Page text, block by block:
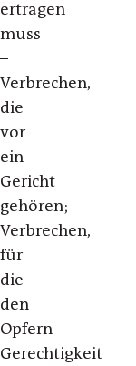
ertragen
muss
–
Verbrechen,
die
vor
ein
Gericht
gehören;
Verbrechen,
für
die
den
Opfern
Gerechtigkeit